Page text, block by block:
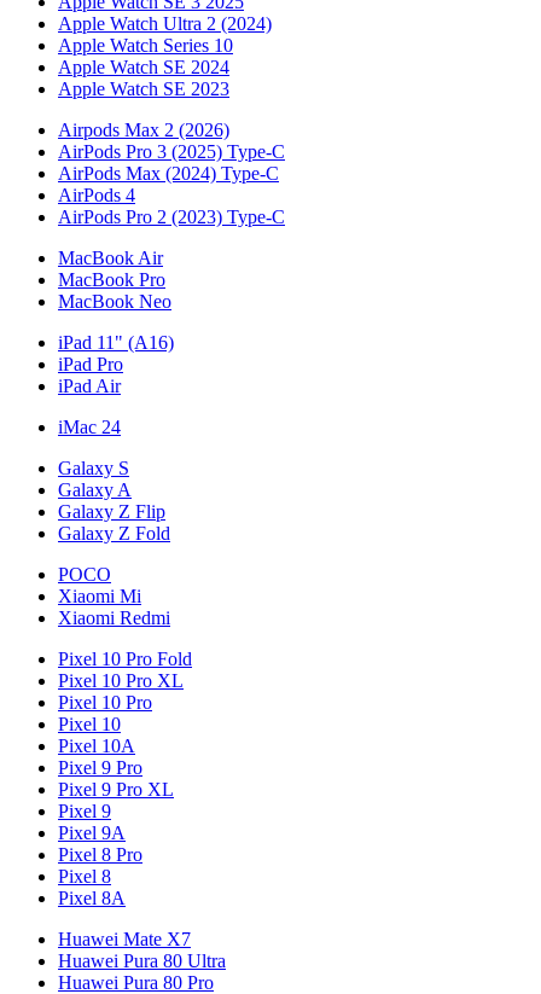
Apple Watch Ultra 2 (2024)
Apple Watch Series 10
Apple Watch SE 2024
Apple Watch SE 2023
Airpods Max 2 (2026)
AirPods Pro 3 (2025) Type-C
AirPods Max (2024) Type-C
AirPods 4
AirPods Pro 2 (2023) Type-C
MacBook Air
MacBook Pro
MacBook Neo
iPad 11" (A16)
iPad Pro
iPad Air
iMac 24
Galaxy S
Galaxy A
Galaxy Z Flip
Galaxy Z Fold
POCO
Xiaomi Mi
Xiaomi Redmi
Pixel 10 Pro Fold
Pixel 10 Pro XL
Pixel 10 Pro
Pixel 10
Pixel 10A
Pixel 9 Pro
Pixel 9 Pro XL
Pixel 9
Pixel 9A
Pixel 8 Pro
Pixel 8
Pixel 8A
Huawei Mate X7
Huawei Pura 80 Ultra
Huawei Pura 80 Pro